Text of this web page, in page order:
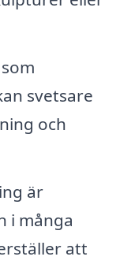
svetsare
och
är
i många
att